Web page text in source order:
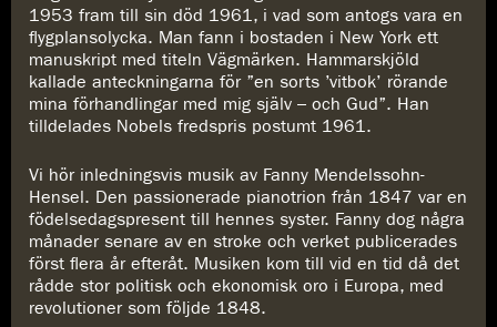
1953 fram till sin död 1961, i vad som antogs vara en
flygplansolycka. Man fann i bostaden i New York ett
manuskript med titeln Vägmärken. Hammarskjöld
kallade anteckningarna för ”en sorts ’vitbok’ rörande
mina förhandlingar med mig själv – och Gud”. Han
tilldelades Nobels fredspris postumt 1961.
Vi hör inledningsvis musik av Fanny Mendelssohn-
Hensel. Den passionerade pianotrion från 1847 var en
födelsedagspresent till hennes syster. Fanny dog några
månader senare av en stroke och verket publicerades
först flera år efteråt. Musiken kom till vid en tid då det
rådde stor politisk och ekonomisk oro i Europa, med
revolutioner som följde 1848.